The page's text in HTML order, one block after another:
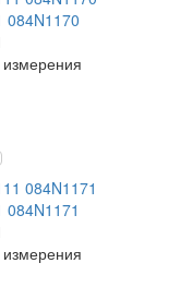
084N1170
084N1171